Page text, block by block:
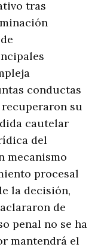
tras
conductas
su
cautelar
del
mecanismo
procesal
la decisión,
de
penal no se ha
mantendrá el